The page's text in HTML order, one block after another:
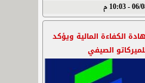
م
الكفاءة المالية ويؤكد
الصيفي